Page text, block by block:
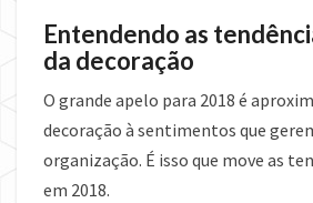
Entendendo as
da decoração
O grande apelo para 2018 é
decoração à sentimentos que
organização. É isso que move as
em 2018.